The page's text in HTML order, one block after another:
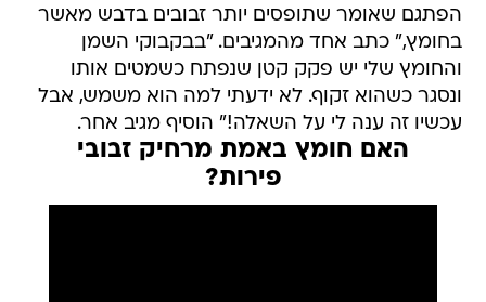
הפתגם שאומר שתופסים יותר זבובים בדבש מאשר
בחומץ," כתב אחד מהמגיבים. "בבקבוקי השמן
והחומץ שלי יש פקק קטן שנפתח כשמטים אותו
ונסגר כשהוא זקוף. לא ידעתי למה הוא משמש, אבל
עכשיו זה ענה לי על השאלה!" הוסיף מגיב אחר.
האם חומץ באמת מרחיק זבובי
פירות?